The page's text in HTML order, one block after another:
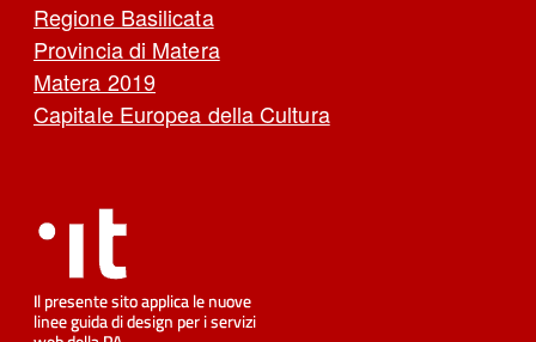
Regione Basilicata
Provincia di Matera
Matera 2019
Capitale Europea della Cultura